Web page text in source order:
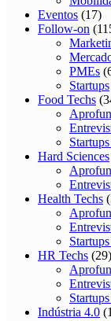
Eventos (17)
Follow-on
PMEs
Startups
Food Techs
Hard Sciences
Health Techs
HR Techs (29)
Indústria 4.0